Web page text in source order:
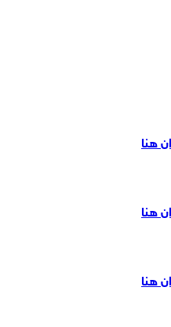
هنا
هنا
هنا